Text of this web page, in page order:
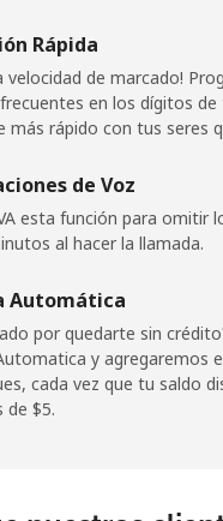
17 min
Rápida
velocidad de marcado!
en los dígitos
más rápido con tus seres
de Voz
esta función para omitir
al hacer la llamada.
Automática
por quedarte sin
y agregaremos
cada vez que tu saldo
de ⁦$5⁩.